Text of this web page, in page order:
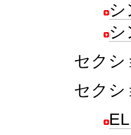
シ
セクシ
セクシ